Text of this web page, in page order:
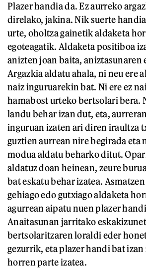
Plazer handia da. Ez aurreko
direlako, jakina. Nik suerte
urte, oholtza gainetik aldaketa
egoteagatik. Aldaketa positiboa
anizten joan baita, aniztasunaren
Argazkia aldatu ahala, ni neu ere
naiz inguruarekin bat. Ni ere ez
hamabost urteko bertsolari bera.
landu behar izan dut, eta,
inguruan izaten ari diren iraultza
guztien aurrean nire begirada eta
modua aldatu beharko ditut.
aldatuz doan heinean, zeure
bat eskatu behar izatea.
gehiago edo gutxiago aldaketa
agurrean aipatu nuen plazer
Anaitasunan jarritako
bertsolaritzaren loraldi eder
gezurrik, eta plazer handi bat
horren parte izatea.